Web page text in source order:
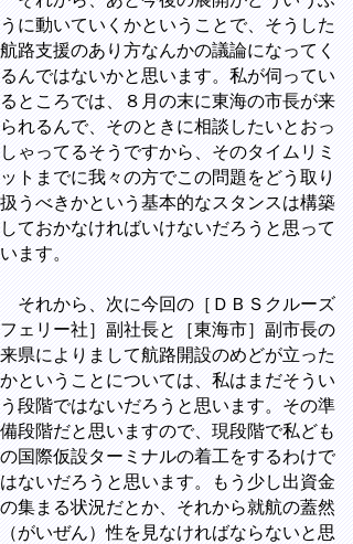
うに動いていくかということで、そうした
航路支援のあり方なんかの議論になってく
るんではないかと思います。私が伺ってい
るところでは、８月の末に東海の市長が来
られるんで、そのときに相談したいとおっ
しゃってるそうですから、そのタイムリミ
ットまでに我々の方でこの問題をどう取り
扱うべきかという基本的なスタンスは構築
しておかなければいけないだろうと思って
います。
それから、次に今回の［ＤＢＳクルーズ
フェリー社］副社長と［東海市］副市長の
来県によりまして航路開設のめどが立った
かということについては、私はまだそうい
う段階ではないだろうと思います。その準
備段階だと思いますので、現段階で私ども
の国際仮設ターミナルの着工をするわけで
はないだろうと思います。もう少し出資金
の集まる状況だとか、それから就航の蓋然
（がいぜん）性を見なければならないと思